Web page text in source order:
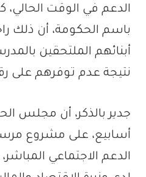
الدعم في الوقت
باسم الحكومة، أن ذلك
أبنائهم الملتحقين
نتيجة عدم توفرهم على
جدير بالذكر، أن مجلس
أسابيع، على مشروع
الدعم الاجتماعي